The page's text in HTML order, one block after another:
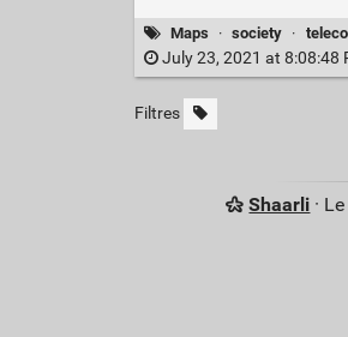
Maps · society ·
July 23, 2021 at 8:08:48
Filtres
Shaarli ·